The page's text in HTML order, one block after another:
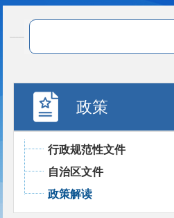
政策
行政规范性文件
自治区文件
政策解读